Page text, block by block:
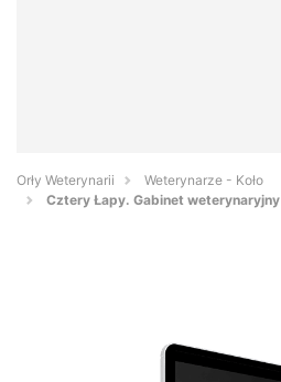
Orły Weterynarii
Weterynarze - Koło
Cztery Łapy. Gabinet weterynaryjny